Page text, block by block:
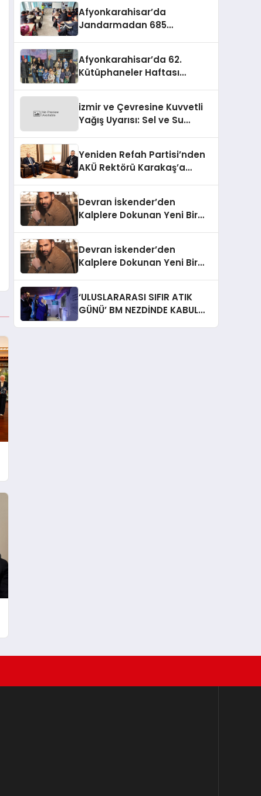
Afyonkarahisar’da
Jandarmadan 685
Afyonkarahisar’da 62.
Kütüphaneler Haftası
izmir ve Çevresine Kuvvetli
Yağış Uyarısı: Sel ve Su
Yeniden Refah Partisi’nden
AKÜ Rektörü Karakaş’a
Devran İskender’den
Kalplere Dokunan Yeni Bir
Devran İskender’den
Kalplere Dokunan Yeni Bir
‘ULUSLARARASI SIFIR ATIK
GÜNÜ’ BM NEZDİNDE KABUL